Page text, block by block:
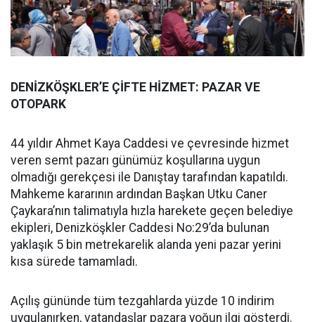
DENİZKÖŞKLER’E ÇİFTE HİZMET: PAZAR VE
OTOPARK
44 yıldır Ahmet Kaya Caddesi ve çevresinde hizmet
veren semt pazarı günümüz koşullarına uygun
olmadığı gerekçesi ile Danıştay tarafından kapatıldı.
Mahkeme kararının ardından Başkan Utku Caner
Çaykara’nın talimatıyla hızla harekete geçen belediye
ekipleri, Denizköşkler Caddesi No:29’da bulunan
yaklaşık 5 bin metrekarelik alanda yeni pazar yerini
kısa sürede tamamladı.
Açılış gününde tüm tezgahlarda yüzde 10 indirim
uygulanırken, vatandaşlar pazara yoğun ilgi gösterdi.